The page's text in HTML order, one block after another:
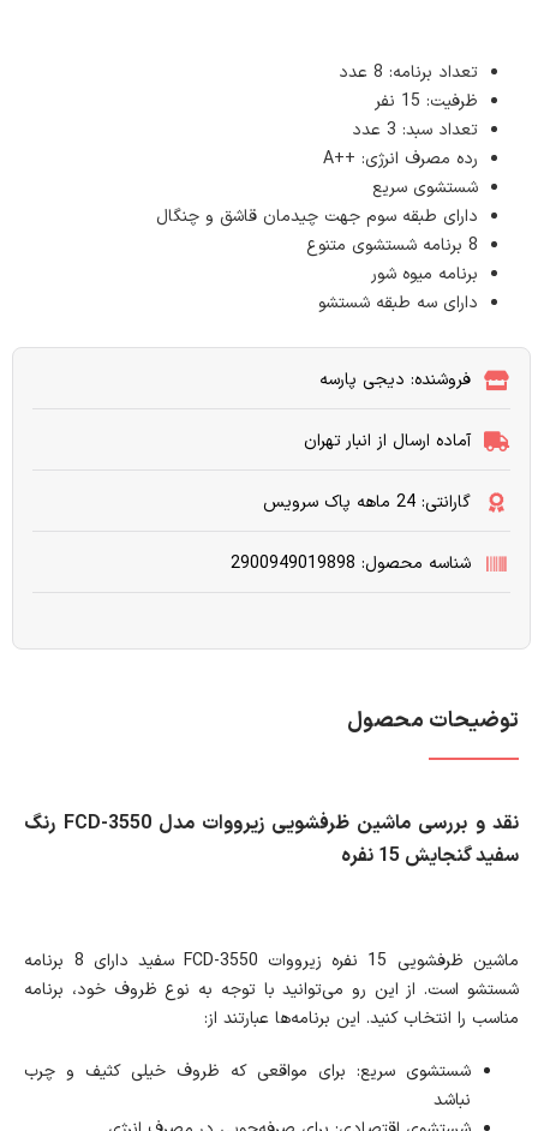
تعداد برنامه: 8 عدد
ظرفیت: 15 نفر
تعداد سبد: 3 عدد
رده مصرف انرژی: ++A
شستشوی سریع
دارای طبقه سوم جهت چیدمان قاشق و چنگال
8 برنامه شستشوی متنوع
برنامه میوه شور
دارای سه طبقه شستشو
فروشنده: دیجی پارسه
آماده ارسال از انبار تهران
گارانتی: 24 ماهه پاک سرویس
شناسه محصول: 2900949019898
توضیحات محصول
نقد و بررسی ماشین ظرفشویی زیرووات مدل FCD-3550 رنگ
سفید گنجایش 15 نفره
ماشین ظرفشویی 15 نفره زیرووات FCD-3550 سفید دارای 8 برنامه
شستشو است. از این رو می‌توانید با توجه به نوع ظروف خود، برنامه
مناسب را انتخاب کنید. این برنامه‌ها عبارتند از:
شستشوی سریع: برای مواقعی که ظروف خیلی کثیف و چرب
نباشد